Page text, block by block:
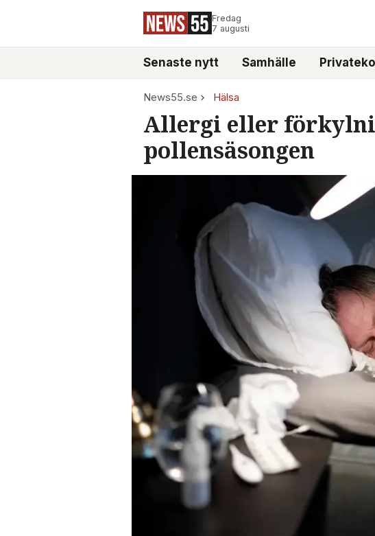
Fredag
7 augusti
Senaste nytt Samhälle
News55.se Hälsa
Allergi eller
pollensäsongen